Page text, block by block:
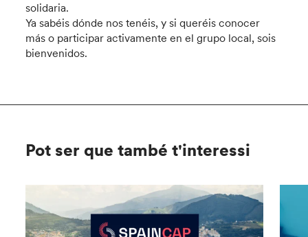
solidaria.
Ya sabéis dónde nos tenéis, y si queréis conocer
más o participar activamente en el grupo local, sois
bienvenidos.
Pot ser que també t'interessi